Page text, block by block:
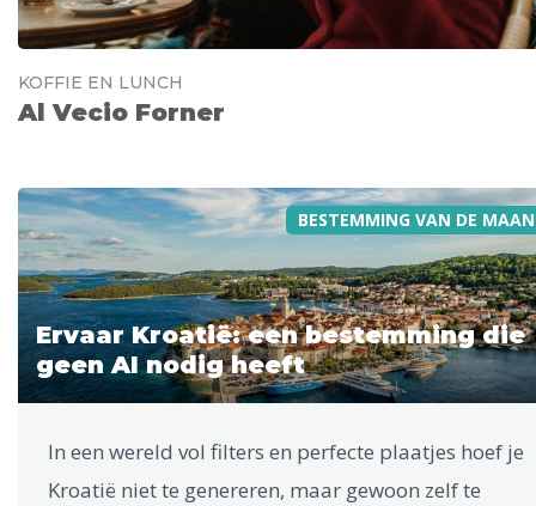
KOFFIE EN LUNCH
Al Vecio Forner
BESTEMMING VAN DE
Ervaar Kroatië: een bestemming die
geen AI nodig heeft
In een wereld vol filters en perfecte plaatjes hoef je
Kroatië niet te genereren, maar gewoon zelf te